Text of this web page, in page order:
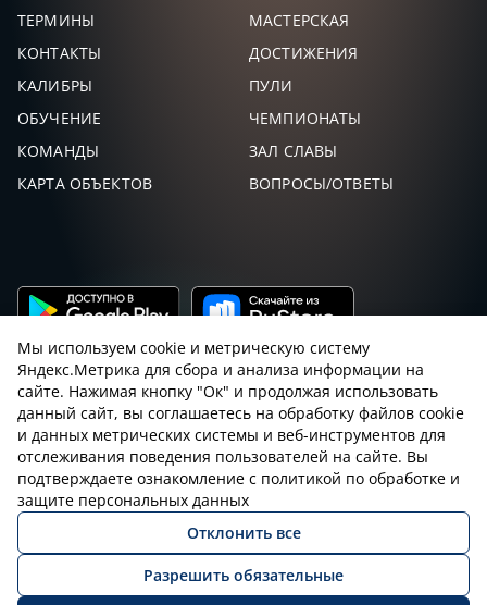
ТЕРМИНЫ
МАСТЕРСКАЯ
КОНТАКТЫ
ДОСТИЖЕНИЯ
КАЛИБРЫ
ПУЛИ
ОБУЧЕНИЕ
ЧЕМПИОНАТЫ
КОМАНДЫ
ЗАЛ СЛАВЫ
КАРТА ОБЪЕКТОВ
ВОПРОСЫ/ОТВЕТЫ
Пользовательское соглашение с sniping.ru
Правила снайпинга Закон об оружии
Политика конфиденциальности
Мы используем cookie и метрическую систему
Яндекс.Метрика для сбора и анализа информации на
сайте. Нажимая кнопку "Ок" и продолжая использовать
данный сайт, вы соглашаетесь на обработку файлов cookie
и данных метрических системы и веб-инструментов для
отслеживания поведения пользователей на сайте. Вы
подтверждаете ознакомление с политикой по обработке и
защите персональных данных
Отклонить все
Разрешить обязательные